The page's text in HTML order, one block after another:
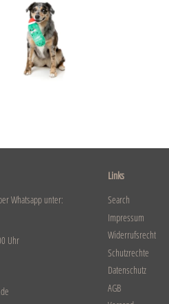
Whatsapp unter:
Uhr
Links
Search
Impressum
Widerrufsrecht
Schutzrechte
Datenschutz
AGB